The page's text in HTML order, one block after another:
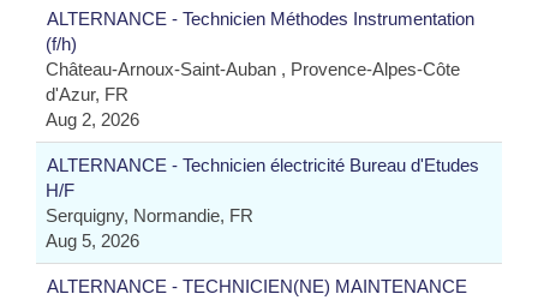
ALTERNANCE - Technicien Méthodes Instrumentation
(f/h)
Château-Arnoux-Saint-Auban , Provence-Alpes-Côte
d'Azur, FR
Aug 2, 2026
ALTERNANCE - Technicien électricité Bureau d'Etudes
H/F
Serquigny, Normandie, FR
Aug 5, 2026
ALTERNANCE - TECHNICIEN(NE) MAINTENANCE